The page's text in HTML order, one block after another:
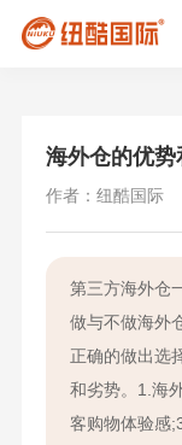
海外仓的优势
作者：纽酷国际
第三方海外仓
做与不做海外
正确的做出选
和劣势。1.海
客购物体验感